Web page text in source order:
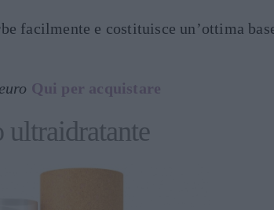
facilmente e costituisce un’ottima
Qui per acquistare
ultraidratante